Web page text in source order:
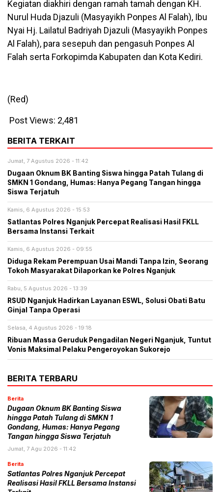
Kegiatan diakhiri dengan ramah tamah dengan KH.
Nurul Huda Djazuli (Masyayikh Ponpes Al Falah), Ibu
Nyai Hj. Lailatul Badriyah Djazuli (Masyayikh Ponpes
Al Falah), para sesepuh dan pengasuh Ponpes Al
Falah serta Forkopimda Kabupaten dan Kota Kediri.
(Red)
Post Views: 2,481
BERITA TERKAIT
Jumat, 7 Agustus 2026 - 11:42
Dugaan Oknum BK Banting Siswa hingga Patah Tulang di
SMKN 1 Gondang, Humas: Hanya Pegang Tangan hingga
Siswa Terjatuh
Kamis, 6 Agustus 2026 - 15:53
Satlantas Polres Nganjuk Percepat Realisasi Hasil FKLL
Bersama Instansi Terkait
Kamis, 6 Agustus 2026 - 09:55
Diduga Rekam Perempuan Usai Mandi Tanpa Izin, Seorang
Tokoh Masyarakat Dilaporkan ke Polres Nganjuk
Rabu, 5 Agustus 2026 - 13:39
RSUD Nganjuk Hadirkan Layanan ESWL, Solusi Obati Batu
Ginjal Tanpa Operasi
Selasa, 4 Agustus 2026 - 19:18
Ribuan Massa Geruduk Pengadilan Negeri Nganjuk, Tuntut
Vonis Maksimal Pelaku Pengeroyokan Sukorejo
BERITA TERBARU
Berita
Dugaan Oknum BK Banting Siswa
hingga Patah Tulang di SMKN 1
Gondang, Humas: Hanya Pegang
Tangan hingga Siswa Terjatuh
Jumat, 7 Agu 2026 - 11:42
Berita
Satlantas Polres Nganjuk Percepat
Realisasi Hasil FKLL Bersama Instansi